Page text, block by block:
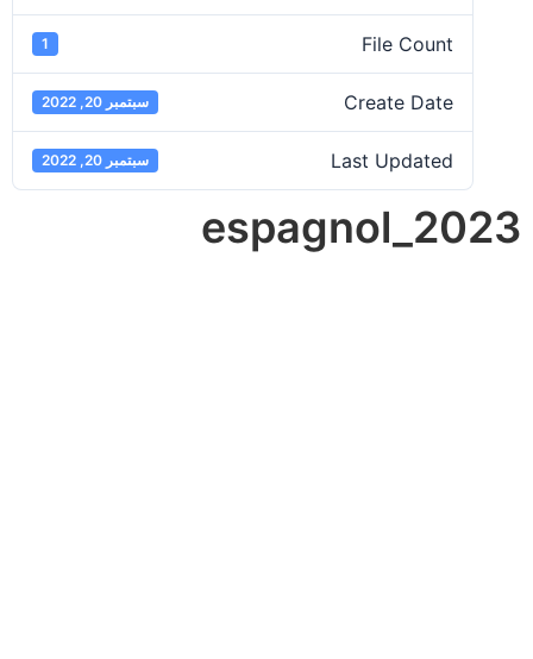
File Count
1
Create Date سبتمبر 20, 2022
Last Updated سبتمبر 20, 2022
espagnol_2023